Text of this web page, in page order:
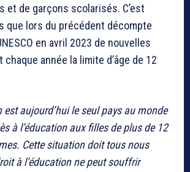
et de garçons scolarisés. C’est
que lors du précédent décompte
en avril 2023 de nouvelles
année la limite d’âge de 12
est aujourd’hui le seul pays au monde
à l’éducation aux filles de plus de 12
Cette situation doit tous nous
à l’éducation ne peut souffrir